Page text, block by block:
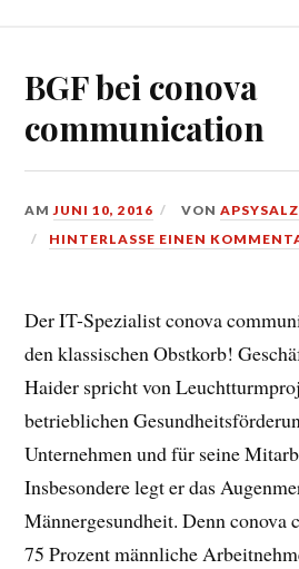
BGF bei conova
communication
AMJUNI 10, 2016 VON
HINTERLASSE EINEN
Der IT-Spezialist conova
den klassischen Obstkorb!
Haider spricht von
betrieblichen
Unternehmen und für seine
Insbesondere legt er das
Männergesundheit. Denn conova
75 Prozent männliche